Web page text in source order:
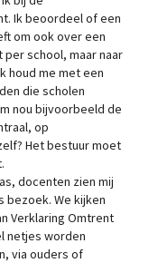
Ik beoordeel of een
om ook over een
per school, maar naar
houd me met een
die scholen
nou bijvoorbeeld de
op
Het bestuur moet
docenten zien mij
bezoek. We kijken
Verklaring Omtrent
netjes worden
via ouders of